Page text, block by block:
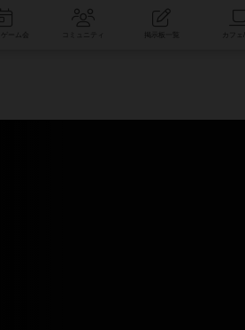
コミュニティ